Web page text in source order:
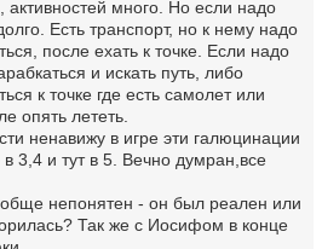
активностей много. Но если надо
Есть транспорт, но к нему надо
после ехать к точке. Если надо
и искать путь, либо
к точке где есть самолет или
опять лететь.
ненавижу в игре эти галюцинации
3,4 и тут в 5. Вечно думран,все
непонятен - он был реален или
Так же с Иосифом в конце